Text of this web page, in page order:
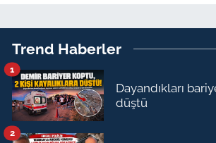
Trend Haberler
Dayandıkları
düştü
1
2